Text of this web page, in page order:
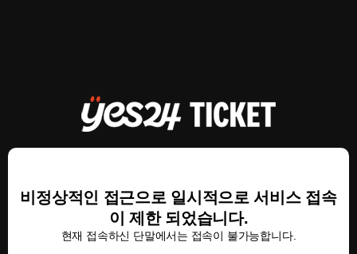
비정상적인 접근으로 일시적으로 서비스 접속
이 제한 되었습니다.
현재 접속하신 단말에서는 접속이 불가능합니다.